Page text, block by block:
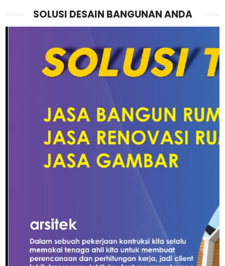
SOLUSI DESAIN BANGUNAN ANDA